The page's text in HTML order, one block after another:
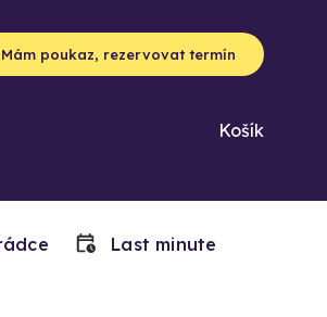
Mám poukaz, rezervovat termín
Košík
Last minute